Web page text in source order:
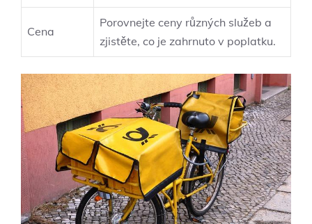
Cena
Porovnejte ceny různých služeb a
zjistěte, co je zahrnuto v poplatku.